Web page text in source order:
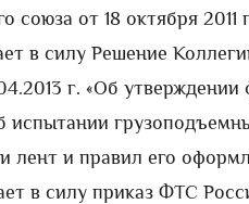
союза от 18 октября 2011
в силу Решение
г. «Об утверждении
испытании
лент и правил его
в силу приказ ФТС